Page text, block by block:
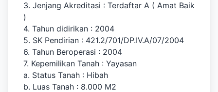
3. Jenjang Akreditasi : Terdaftar A ( Amat Baik
)
4. Tahun didirikan : 2004
5. SK Pendirian : 421.2/701/DP.IV.A/07/2004
6. Tahun Beroperasi : 2004
7. Kepemilikan Tanah : Yayasan
a. Status Tanah : Hibah
b. Luas Tanah : 8.000 M2